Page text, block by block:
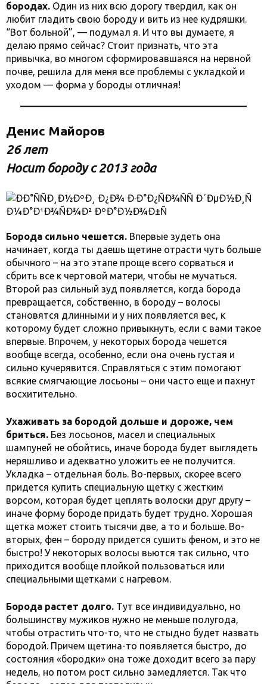
бородах. Один из них всю дорогу твердил, как он
любит гладить свою бороду и вить из нее кудряшки.
“Вот больной”, — подумал я. И что вы думаете, я
делаю прямо сейчас? Стоит признать, что эта
привычка, во многом сформировавшаяся на нервной
почве, решила для меня все проблемы с укладкой и
уходом — форма у бороды отличная!
Денис Майоров
26 лет
Носит бороду с 2013 года
Борода сильно чешется. Впервые зудеть она
начинает, когда ты даешь щетине отрасти чуть больше
обычного – на это этапе проще всего сорваться и
сбрить все к чертовой матери, чтобы не мучаться.
Второй раз сильный зуд появляется, когда борода
превращается, собственно, в бороду – волосы
становятся длинными и у них появляется вес, к
которому будет сложно привыкнуть, если с вами такое
впервые. Впрочем, у некоторых борода чешется
вообще всегда, особенно, если она очень густая и
сильно кучерявится. Справляться с этим помогают
всякие смягчающие лосьоны – они часто еще и пахнут
восхитительно.
Ухаживать за бородой дольше и дороже, чем
бриться. Без лосьонов, масел и специальных
шампуней не обойтись, иначе борода будет выглядеть
неряшливо и адекватно уложить ее не получится.
Укладка – отдельная боль. Во-первых, скорее всего
придется купить специальную щетку с жестким
ворсом, которая будет цеплять волоски друг другу –
иначе форму бороде придать будет трудно. Хорошая
щетка может стоить тысячи две, а то и больше. Во-
вторых, фен – бороду придется сушить феном, и это не
быстро! У некоторых волосы вьются так сильно, что
приходится вообще плойкой пользоваться или
специальными щетками с нагревом.
Борода растет долго. Тут все индивидуально, но
большинству мужиков нужно не меньше полугода,
чтобы отрастить что-то, что не стыдно будет назвать
бородой. Причем щетина-то появляется быстро, до
состояния «бородки» она тоже доходит всего за пару
недель, но потом рост сильно замедляется. Так что